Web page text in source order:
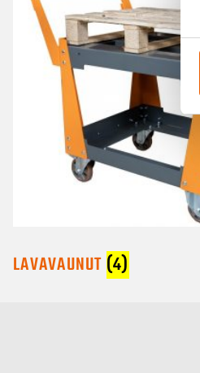
LAVAVAUNUT (4)